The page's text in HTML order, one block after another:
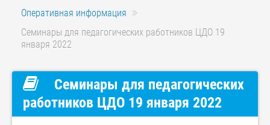
Оперативная информация
Семинары для педагогических работников ЦДО 19
января 2022
Семинары для педагогических
работников ЦДО 19 января 2022